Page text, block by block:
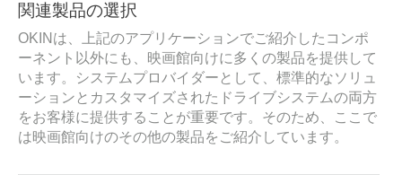
関連製品の選択
OKINは、上記のアプリケーションでご紹介したコンポ
ーネント以外にも、映画館向けに多くの製品を提供して
います。システムプロバイダーとして、標準的なソリュ
ーションとカスタマイズされたドライブシステムの両方
をお客様に提供することが重要です。そのため、ここで
は映画館向けのその他の製品をご紹介しています。